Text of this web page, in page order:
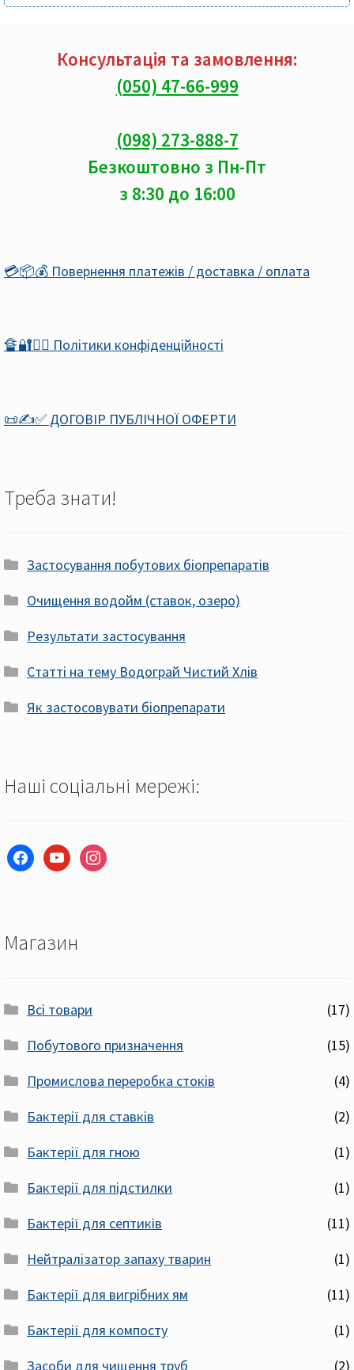
Консультація та замовлення:
(050) 47-66-999
(098) 273-888-7
Безкоштовно з Пн-Пт
з 8:30 до 16:00
💳📦💰 Повернення платежів / доставка / оплата
🔏🔐🕵️‍♂️ Політики конфіденційності
📜✍️✅ ДОГОВІР ПУБЛІЧНОЇ ОФЕРТИ
Треба знати!
Застосування побутових біопрепаратів
Очищення водойм (ставок, озеро)
Результати застосування
Статті на тему Водограй Чистий Хлів
Як застосовувати біопрепарати
Наші соціальні мережі:
facebookyoutubeinstagram
Магазин
Всі товари
(17)
Побутового призначення
(15)
Промислова переробка стоків
(4)
Бактерії для ставків
(2)
Бактерії для гною
(1)
Бактерії для підстилки
(1)
Бактерії для септиків
(11)
Нейтралізатор запаху тварин
(1)
Бактерії для вигрібних ям
(11)
Бактерії для компосту
(1)
Засоби для чищення труб
(2)